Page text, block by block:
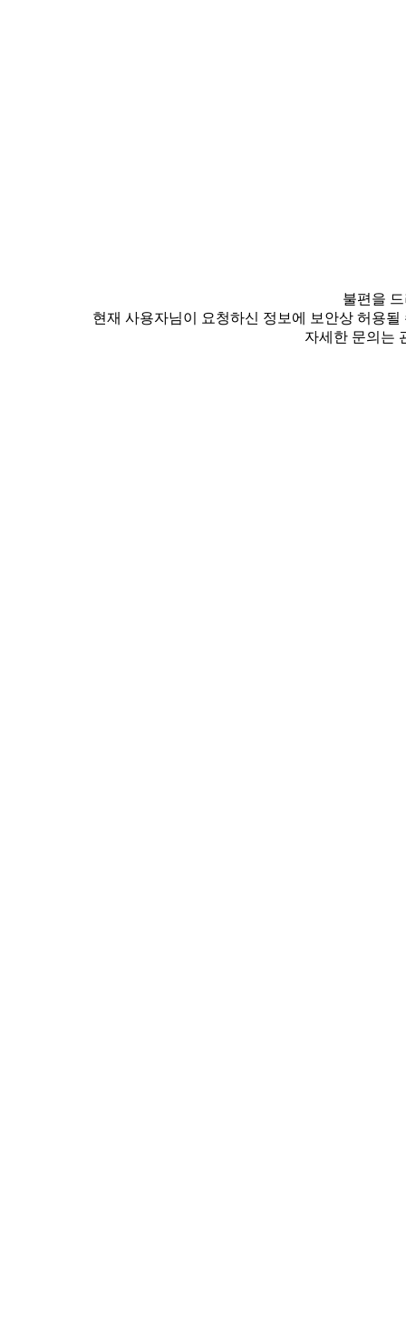
불편을
현재 사용자님이 요청하신 정보에 보안상 허용
자세한 문의는